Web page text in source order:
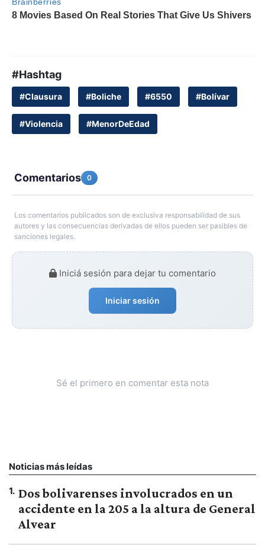
#Hashtag
#Clausura #Boliche #6550 #Bolívar
#Violencia #MenorDeEdad
Comentarios 0
Los comentarios publicados son de exclusiva responsabilidad de sus
autores y las consecuencias derivadas de ellos pueden ser pasibles de
sanciones legales.
Iniciá sesión para dejar tu comentario
Iniciar sesión
Sé el primero en comentar esta nota
Noticias más leídas
1. Dos bolivarenses involucrados en un
accidente en la 205 a la altura de General
Alvear